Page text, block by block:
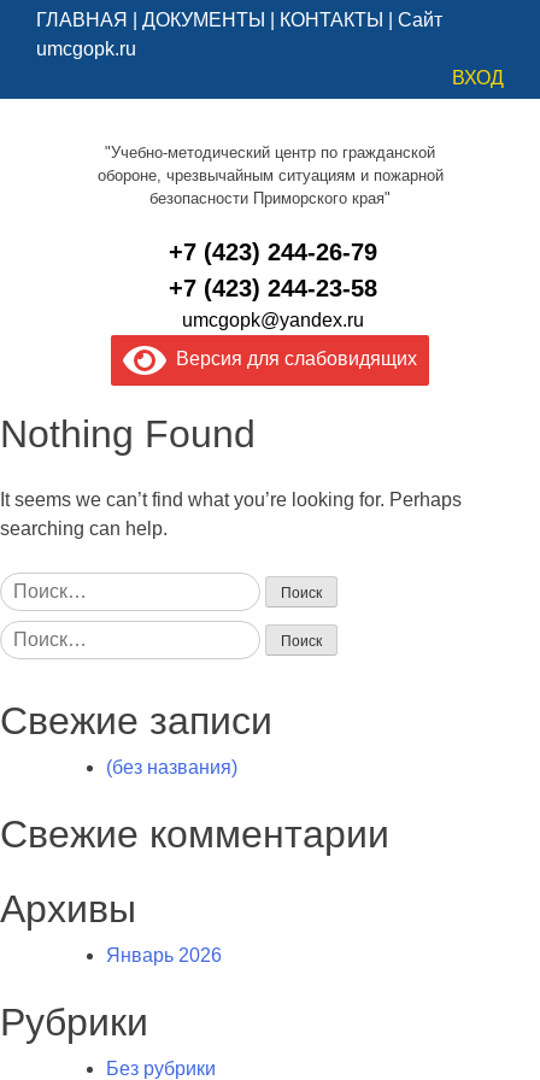
ГЛАВНАЯ ДОКУМЕНТЫ КОНТАКТЫ
Сайт
umcgopk.ru
ВХОД
"Учебно-методический центр по гражданской
обороне, чрезвычайным ситуациям и пожарной
безопасности Приморского края"
+7 (423) 244-26-79
+7 (423) 244-23-58
umcgopk@yandex.ru
Версия для слабовидящих
Nothing Found
It seems we can’t find what you’re looking for. Perhaps
searching can help.
Найти:
Найти:
Свежие записи
(без названия)
Свежие комментарии
Архивы
Январь 2026
Рубрики
Без рубрики